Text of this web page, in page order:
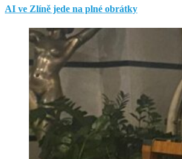
AI ve Zlíně jede na plné obrátky